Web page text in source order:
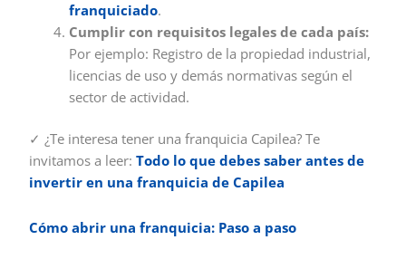
franquiciado.
Cumplir con requisitos legales de cada país:
Por ejemplo: Registro de la propiedad industrial,
licencias de uso y demás normativas según el
sector de actividad.
✓ ¿Te interesa tener una franquicia Capilea? Te
invitamos a leer:Todo lo que debes saber antes de
invertir en una franquicia de Capilea
Cómo abrir una franquicia: Paso a paso